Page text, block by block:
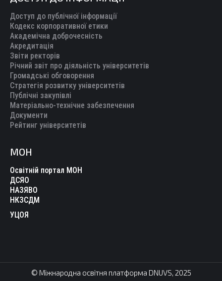
Доступ до публічної інформації
Кодекс корпоративної етики
Академічна доброчесність
Акредитація
Звіти ректорів
Річний звіт про діяльність університетів
Громадські обговорення
Стратегія розвитку університетів
Публічні закупівлі
Матеріально-технічне забезпечення
Документи
Рейтинг університетів
МОН
Освітній портал МОН
ДСЯО
НАЗЯВО
НКЗСДМ
УЦОЯ
© Міжнародна освітня платформа DNUVS, 2025